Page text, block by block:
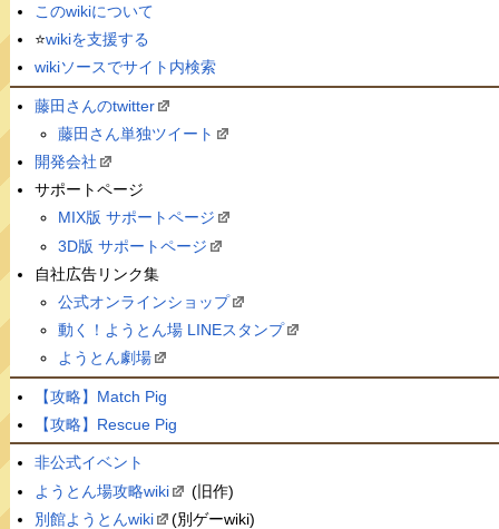
このwikiについて
⭐️wikiを支援する
wikiソースでサイト内検索
藤田さんのtwitter
藤田さん単独ツイート
開発会社
サポートページ
MIX版 サポートページ
3D版 サポートページ
自社広告リンク集
公式オンラインショップ
動く！ようとん場 LINEスタンプ
ようとん劇場
【攻略】Match Pig
【攻略】Rescue Pig
非公式イベント
ようとん場攻略wiki
(旧作)
別館ようとんwiki
(別ゲーwiki)